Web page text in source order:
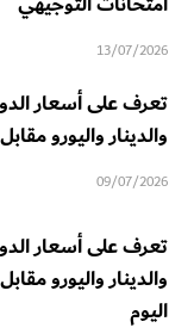
13/07/2026
تعرف على أسعار
والدينار واليورو
09/07/2026
تعرف على أسعار
والدينار واليورو
اليوم